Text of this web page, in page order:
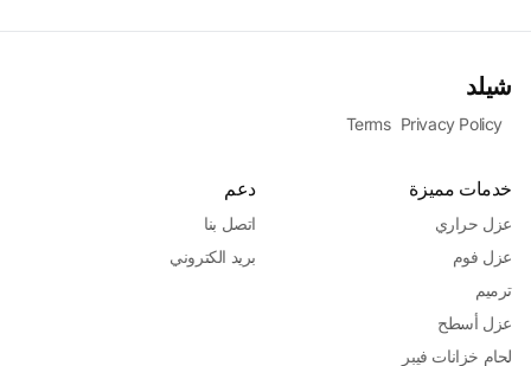
شيلد
Terms Privacy Policy
خدمات مميزة
عزل حراري
عزل فوم
ترميم
عزل أسطح
لحام خزانات فيبر
دعم
اتصل بنا
بريد الكتروني